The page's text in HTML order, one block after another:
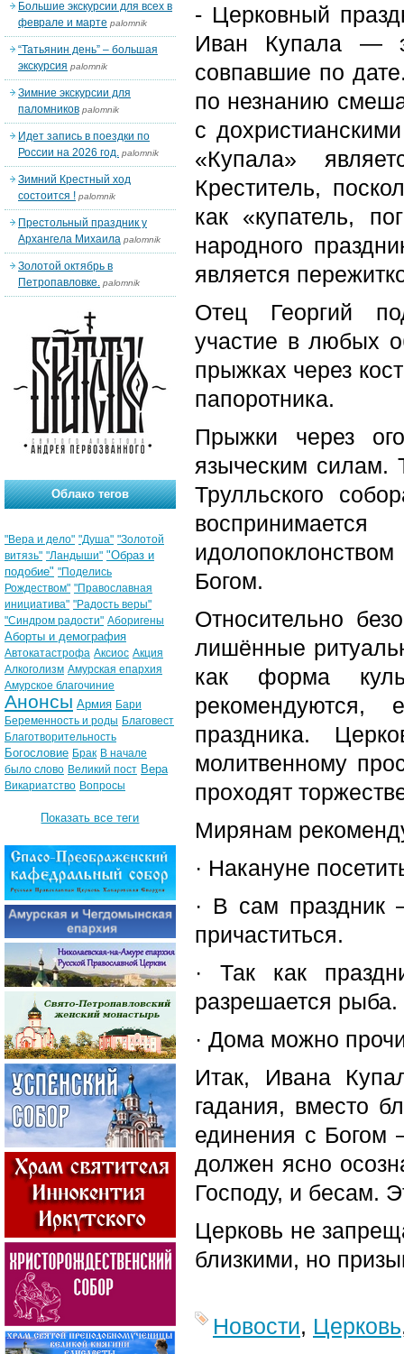
- Церковный
Иван Купала —
совпавшие по
по незнанию
с
«Купала»
Креститель,
как «купатель,
народного
является
Отец Георгий
участие в любых
прыжках через
папоротника.
Прыжки через
языческим силам.
Трулльского
Богом.
Относительно
лишённые
как форма
рекомендуются,
праздника.
молитвенному
проходят
Мирянам
· Накануне
· В сам праздник
причаститься.
· Так как
разрешается рыба.
· Дома можно
Итак, Ивана
гадания, вместо
единения с Богом
должен ясно
Господу, и бесам.
Церковь не
близкими, но
Новости, Церковь
Большие экскурсии для всех в
феврале и марте palomnik
“Татьянин день” – большая
экскурсия palomnik
Зимние экскурсии для
паломников palomnik
Идет запись в поездки по
России на 2026 год. palomnik
Зимний Крестный ход
состоится ! palomnik
Престольный праздник у
Архангела Михаила palomnik
Золотой октябрь в
Петропавловке. palomnik
Облако тегов
"Вера и дело" "Душа" "Золотой
витязь" "Ландыши" "Образ и
подобие" "Поделись
Рождеством" "Православная
инициатива" "Радость веры"
"Синдром радости" Аборигены
Аборты и демография
Автокатастрофа Аксиос Акция
Алкоголизм Амурская епархия
Амурское благочиние
Анонсы Армия Бари
Беременность и роды Благовест
Благотворительность
Богословие Брак В начале
было слово Великий пост Вера
Викариатство Вопросы
Показать все теги